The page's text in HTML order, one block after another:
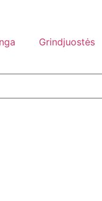
Grindjuostės